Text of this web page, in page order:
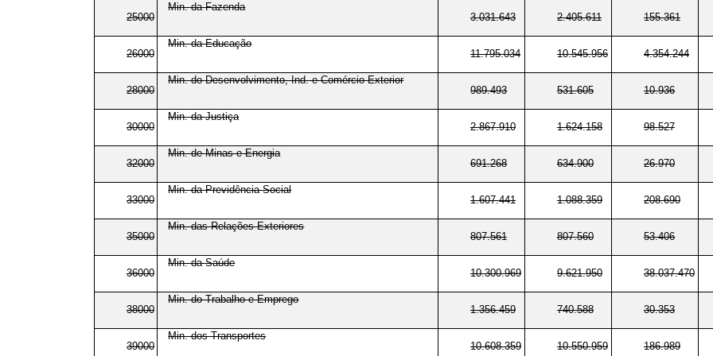
25000
Min. da Fazenda
3.031.643
2.405.611 155.361
26000
Min. da Educação
11.795.034
10.545.956 4.354.244
28000
Min. do Desenvolvimento, Ind. e Comércio Exterior
989.493
531.605 10.936
30000
Min. da Justiça
2.867.910
1.624.158 98.527
32000
Min. de Minas e Energia
691.268
634.900 26.970
33000
Min. da Previdência Social
1.607.441
1.088.359 208.690
35000
Min. das Relações Exteriores
807.561
807.560 53.406
36000
Min. da Saúde
10.300.969
9.621.950 38.037.470
38000
Min. do Trabalho e Emprego
1.356.459
740.588 30.353
39000
Min. dos Transportes
10.608.359
10.550.959 186.989